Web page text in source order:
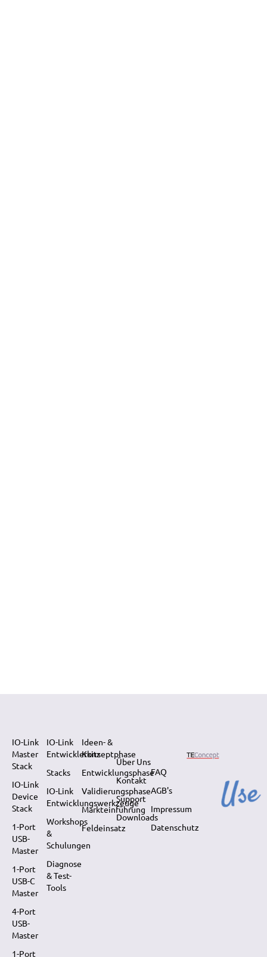
IO-Link
Master
Stack
IO-Link
Device
Stack
1-Port
USB-
Master
1-Port
USB-C
Master
4-Port
USB-
Master
1-Port
IO-Link
Entwicklerkits
Stacks
IO-Link
Entwicklungswerkzeuge
Workshops
&
Schulungen
Diagnose
& Test-
Tools
Ideen- &
Konzeptphase
Entwicklungsphase
Validierungsphase
Markteinführung
Feldeinsatz
Über Uns
Kontakt
Support
Downloads
FAQ
AGB's
Impressum
Datenschutz